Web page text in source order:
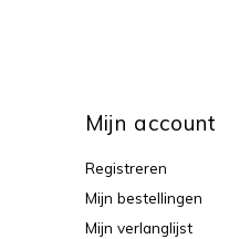
Mijn account
Registreren
Mijn bestellingen
Mijn verlanglijst